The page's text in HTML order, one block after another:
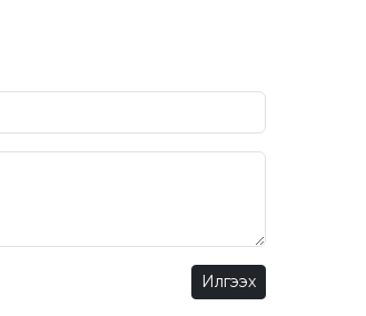
Илгээх